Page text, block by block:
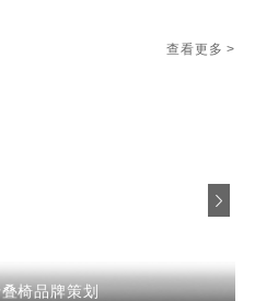
查看更多 >
伟星管品